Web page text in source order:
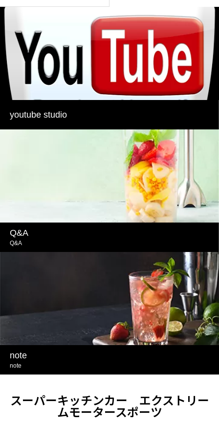
youtube studio
Q&A
Q&A
note
note
スーパーキッチンカー エクストリー
ムモータースポーツ